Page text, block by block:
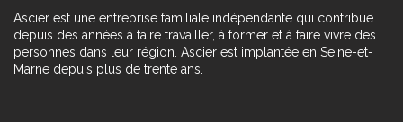
Ascier est une entreprise familiale indépendante qui contribue
depuis des années à faire travailler, à former et à faire vivre des
personnes dans leur région. Ascier est implantée en Seine-et-
Marne depuis plus de trente ans.